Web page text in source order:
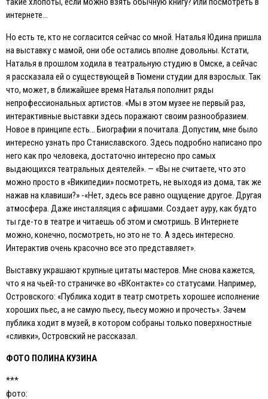
интернете…
Но есть те, кто не согласится сейчас со мной. Наталья Юдина пришла
на выставку с мамой, они обе остались вполне довольны. Кстати,
Наталья в прошлом ходила в театральную студию в Омске, а сейчас
я рассказала ей о существующей в Тюмени студии для взрослых. Так
что, может, в ближайшее время Наталья пополнит ряды
непрофессиональных артистов. «Мы в этом музее не первый раз,
интерактивные выставки здесь поражают своим разнообразием.
Новое в принципе есть… Биографии я почитала. Допустим, мне было
интересно узнать про Станиславского. Здесь подробно написано про
него как про человека, достаточно интересно про самых
выдающихся театральных деятелей». — «Вы не считаете, что это
можно просто в «Википедии» посмотреть, не выходя из дома, так же
нажав на клавиши?» -«Нет, здесь все равно ощущение другое. Другая
атмосфера. Даже инсталляция с афишами. Создает ауру, как будто
ты где-то в театре и читаешь об этом и смотришь. В Интернете
можно, конечно, посмотреть, но это не то. А здесь интересно.
Интерактив очень красочно все это представляет».
Выставку украшают крупные цитаты мастеров. Мне снова кажется,
что я на чьей-то страничке во «ВКонтакте» со статусами. Например,
Островского: «Публика ходит в театр смотреть хорошее исполнение
хороших пьес, а не самую пьесу, пьесу можно и прочесть». Зачем
публика ходит в музей, в котором собраны только поверхностные
«сливки», Островский не рассказал.
ФОТО ПОЛИНА КУЗИНА
***
фото: